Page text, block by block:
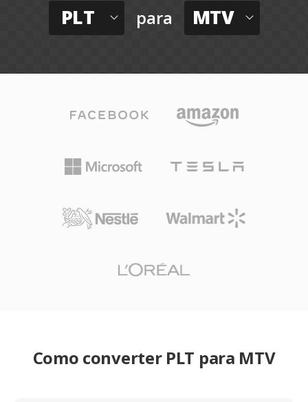
PLT para MTV
Como converter PLT para MTV